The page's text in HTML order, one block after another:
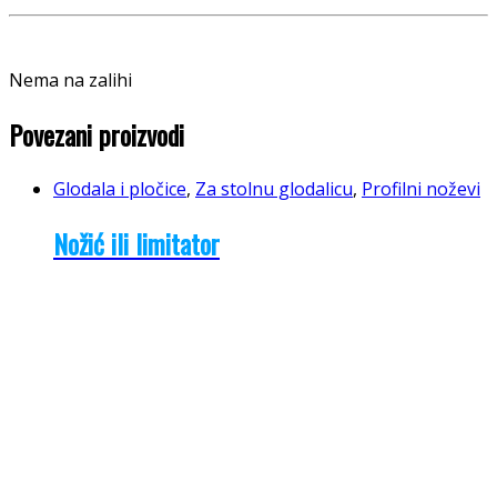
Nema na zalihi
Povezani proizvodi
Glodala i pločice, Za stolnu glodalicu, Profilni noževi
Nožić ili limitator